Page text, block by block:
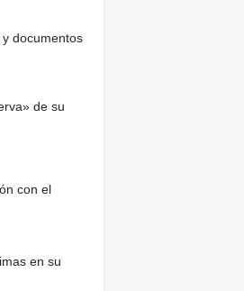
documentos
de su
con el
en su